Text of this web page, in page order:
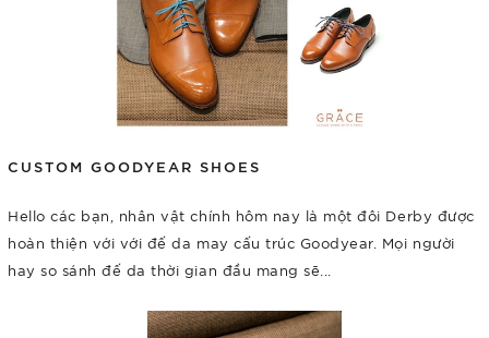
CUSTOM GOODYEAR SHOES
Hello các bạn, nhân vật chính hôm nay là một đôi Derby được
hoàn thiện với với đế da may cấu trúc Goodyear. Mọi người
hay so sánh đế da thời gian đầu mang sẽ...